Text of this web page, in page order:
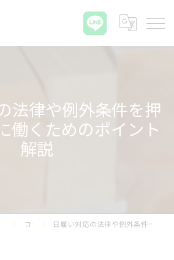
法律や例外条件を押
働くためのポイント
解説
ラス株式会社 コラム 日雇い対応の法律や例外条件を押さえて安全に働くためのポイント解説